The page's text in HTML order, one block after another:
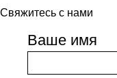
Свяжитесь с нами
Ваше имя